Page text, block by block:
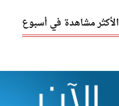
الأكثر مشاهدة في أسبوع